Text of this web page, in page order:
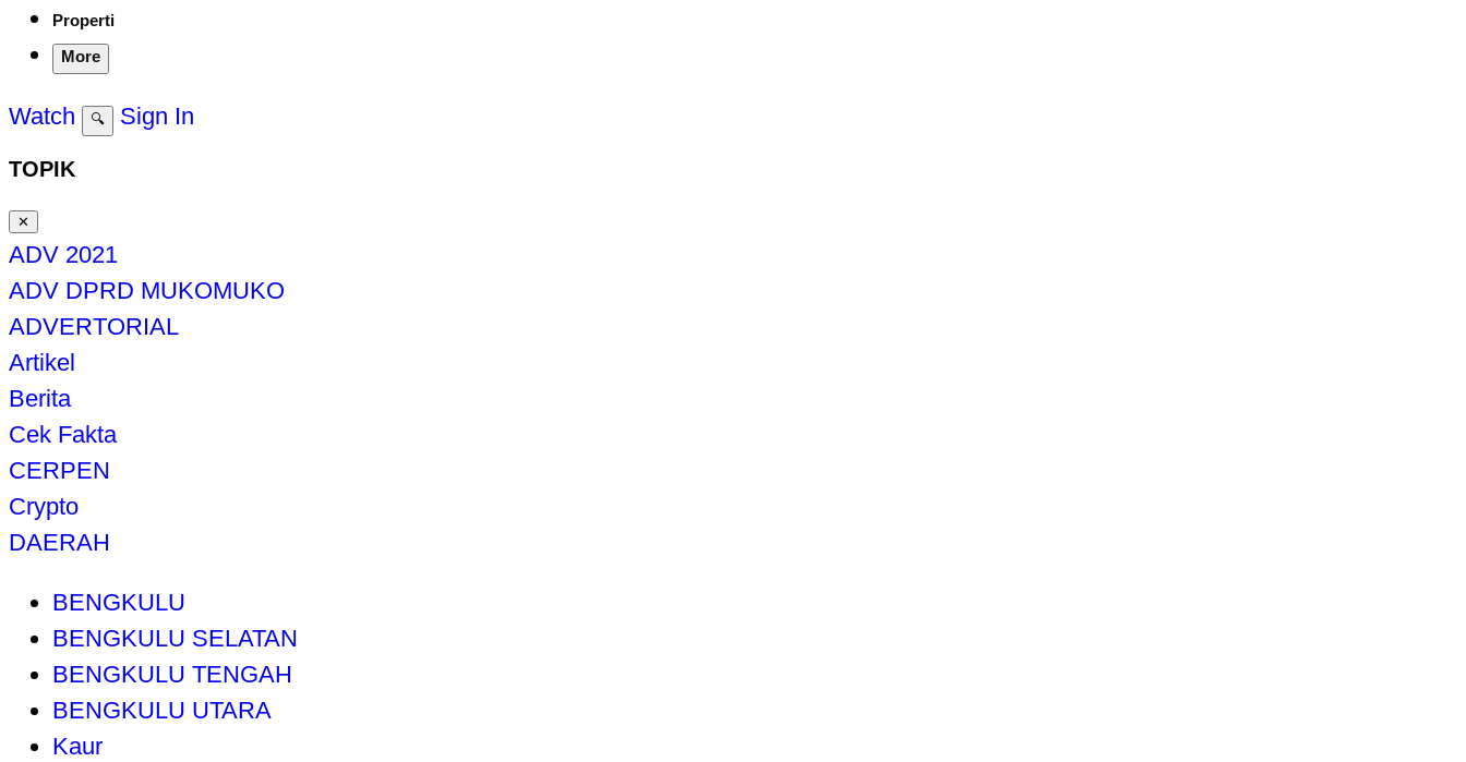
Properti
More
Watch 🔍 Sign In
TOPIK
✕
ADV 2021
ADV DPRD MUKOMUKO
ADVERTORIAL
Artikel
Berita
Cek Fakta
CERPEN
Crypto
DAERAH
BENGKULU
BENGKULU SELATAN
BENGKULU TENGAH
BENGKULU UTARA
Kaur